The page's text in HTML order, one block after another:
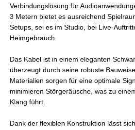
Verbindungslösung für
3 Metern bietet es ausreichend
Setups, sei es im Studio, bei Live-
Heimgebrauch.
Das Kabel ist in einem eleganten
überzeugt durch seine robuste
Materialien sorgen für eine optimale
minimieren Störgeräusche, was zu
Klang führt.
Dank der flexiblen Konstruktion lässt